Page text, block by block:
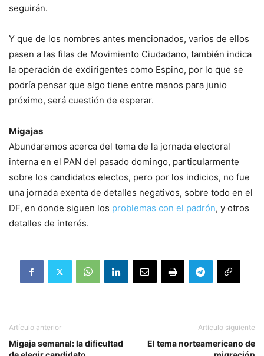
seguirán.
Y que de los nombres antes mencionados, varios de ellos
pasen a las filas de Movimiento Ciudadano, también indica
la operación de exdirigentes como Espino, por lo que se
podría pensar que algo tiene entre manos para junio
próximo, será cuestión de esperar.
Migajas
Abundaremos acerca del tema de la jornada electoral
interna en el PAN del pasado domingo, particularmente
sobre los candidatos electos, pero por los indicios, no fue
una jornada exenta de detalles negativos, sobre todo en el
DF, en donde siguen los problemas con el padrón, y otros
detalles de interés.
Artículo anterior
Migaja semanal: la dificultad
Artículo siguiente
El tema norteamericano de